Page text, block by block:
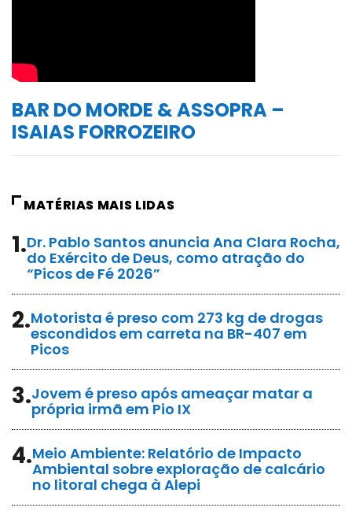
BAR DO MORDE & ASSOPRA –
ISAIAS FORROZEIRO
MATÉRIAS MAIS LIDAS
1.Dr. Pablo Santos anuncia Ana Clara Rocha,
do Exército de Deus, como atração do
“Picos de Fé 2026”
2.Motorista é preso com 273 kg de drogas
escondidos em carreta na BR-407 em
Picos
3.Jovem é preso após ameaçar matar a
própria irmã em Pio IX
4.Meio Ambiente: Relatório de Impacto
Ambiental sobre exploração de calcário
no litoral chega à Alepi